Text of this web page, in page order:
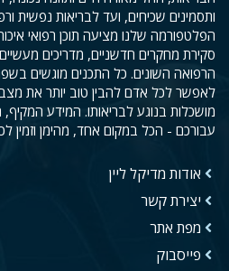
ותסמינים שכיחים, ועד לבריאות נפשית
הפלטפורמה שלנו מציעה תוכן רפואי
סקירת מחקרים חדשניים, מדריכים
הרפואה השונים. כל התכנים מוגשים
לאפשר לכל אדם להבין טוב יותר את
מושכלות בנוגע לבריאותו. המידע המקיף,
עבורכם - הכל במקום אחד, מהימן וזמין
אודות מדיקל ליין
יצירת קשר
מפת אתר
פייסבוק